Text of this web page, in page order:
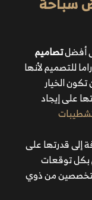
أفضلتصاميم
للتصميم لأنها
الخيار
على إيجاد
إلى قدرتها على
بكل توقعات
من ذوي